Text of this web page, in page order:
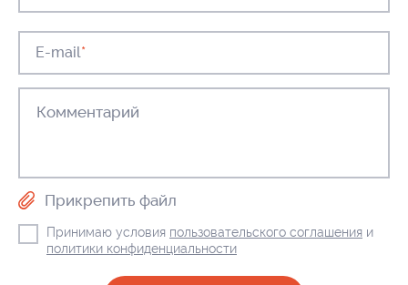
E-mail*
Прикрепить файл
Принимаю условия пользовательского соглашения и
политики конфиденциальности